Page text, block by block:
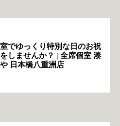
でゆっくり特別な日のお祝
しませんか？ | 全席個室 湊
日本橋八重洲店